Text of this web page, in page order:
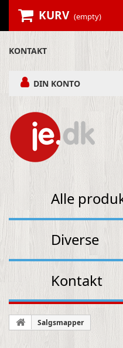
KURV (empty)
KONTAKT
DIN KONTO
Alle
Diverse
Kontakt
Salgsmapper